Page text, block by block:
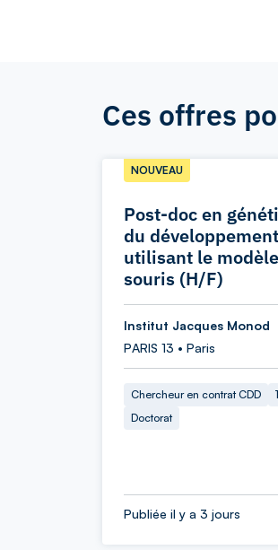
Ces offres
Post-doc en
du développement
utilisant le modèle
souris (H/F)
NOUVEAU
Institut Jacques Monod
PARIS 13 • Paris
Chercheur en contrat CDD
Doctorat
Publiée il y a 3 jours